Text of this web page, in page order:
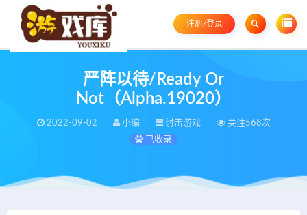
注册/登录
严阵以待/Ready Or
Not（Alpha.19020）
2022-09-02 小编 射击游戏
关注568次
已收录